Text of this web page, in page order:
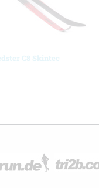
C8 Skintec